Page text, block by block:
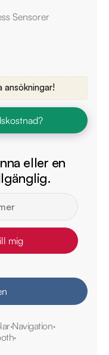
Sensorer
ansökningar!
eller en
mig
Navigation